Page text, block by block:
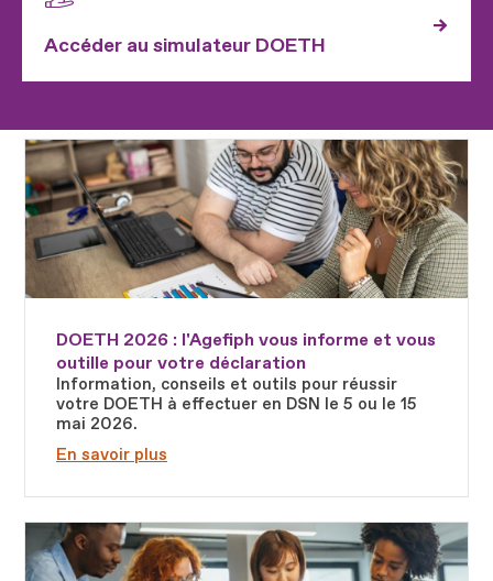
Accéder au simulateur DOETH
DOETH 2026 : l'Agefiph vous informe et vous
outille pour votre déclaration
Information, conseils et outils pour réussir
votre DOETH à effectuer en DSN le 5 ou le 15
mai 2026.
En savoir plus
Fichier
Fichier